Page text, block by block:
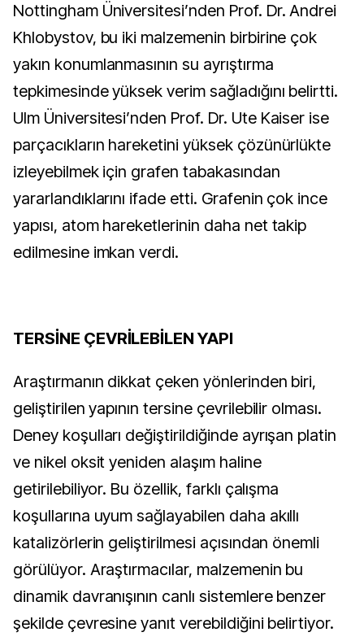
Nottingham Üniversitesi’nden Prof. Dr. Andrei
Khlobystov, bu iki malzemenin birbirine çok
yakın konumlanmasının su ayrıştırma
tepkimesinde yüksek verim sağladığını belirtti.
Ulm Üniversitesi’nden Prof. Dr. Ute Kaiser ise
parçacıkların hareketini yüksek çözünürlükte
izleyebilmek için grafen tabakasından
yararlandıklarını ifade etti. Grafenin çok ince
yapısı, atom hareketlerinin daha net takip
edilmesine imkan verdi.
TERSİNE ÇEVRİLEBİLEN YAPI
Araştırmanın dikkat çeken yönlerinden biri,
geliştirilen yapının tersine çevrilebilir olması.
Deney koşulları değiştirildiğinde ayrışan platin
ve nikel oksit yeniden alaşım haline
getirilebiliyor. Bu özellik, farklı çalışma
koşullarına uyum sağlayabilen daha akıllı
katalizörlerin geliştirilmesi açısından önemli
görülüyor. Araştırmacılar, malzemenin bu
dinamik davranışının canlı sistemlere benzer
şekilde çevresine yanıt verebildiğini belirtiyor.